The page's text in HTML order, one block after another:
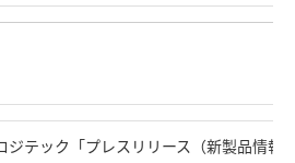
ジテック「プレスリリース（新製品情報